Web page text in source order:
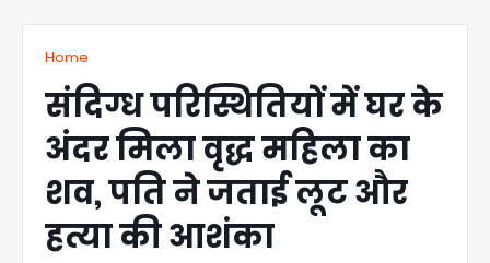
Home
संदिग्ध परिस्थितियों में घर के
अंदर मिला वृद्ध महिला का
शव, पति ने जताई लूट और
हत्या की आशंका